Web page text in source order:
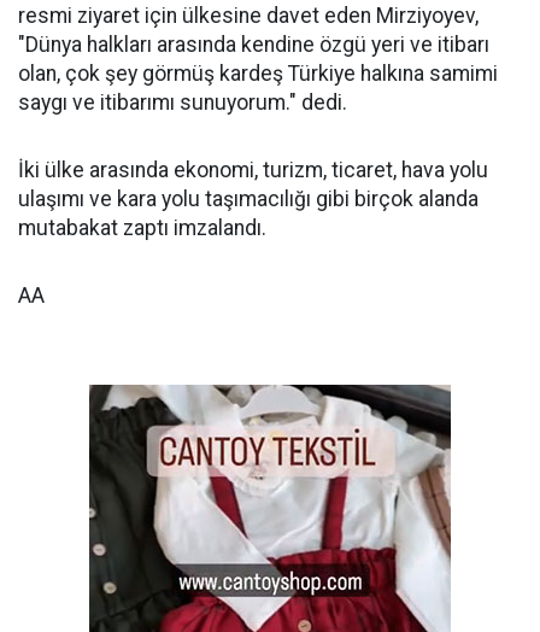
resmi ziyaret için ülkesine davet eden Mirziyoyev,
"Dünya halkları arasında kendine özgü yeri ve itibarı
olan, çok şey görmüş kardeş Türkiye halkına samimi
saygı ve itibarımı sunuyorum." dedi.
İki ülke arasında ekonomi, turizm, ticaret, hava yolu
ulaşımı ve kara yolu taşımacılığı gibi birçok alanda
mutabakat zaptı imzalandı.
AA